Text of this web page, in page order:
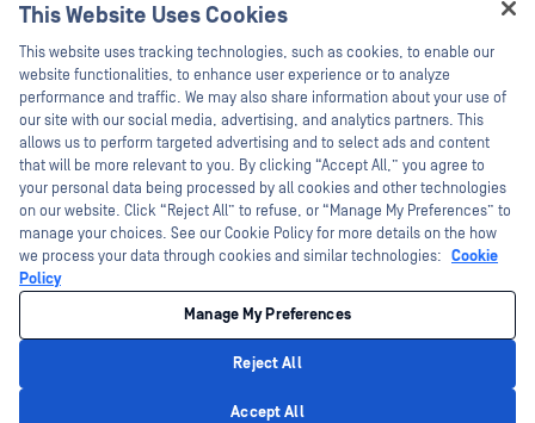
Műszaki dokumentáció
Képzések
Biztonsági sebezhetőségi program
Partnerek
Tanúsítvány
Technológiai partnerek
Channel partner program
Fehér könyvek
©2026 OPSWAT . Minden jog fenntartva. OPSWAT, MetaDefender, Metascan,
MetaAccess, az OPSWAT , Trust no File. Trust No Device., OPSWAT , Protecting the
World's Critical Infrastructure, Deep CDR™ Technology, InQuest, az InQuest logó,
DFI, RetroHunt, Deep File Inspection és Join the Hunt az OPSWAT védjegyei. A
harmadik felek védjegyei a megfelelő tulajdonosok tulajdonát képezik.
Cookie beállítások kezelése
This Website Uses Cookies
This website uses tracking technologies, such as cookies, to enable our
website functionalities, to enhance user experience or to analyze
performance and traffic. We may also share information about your use of
our site with our social media, advertising, and analytics partners. This
allows us to perform targeted advertising and to select ads and content
that will be more relevant to you. By clicking “Accept All,” you agree to
your personal data being processed by all cookies and other technologies
on our website. Click “Reject All” to refuse, or “Manage My Preferences” to
manage your choices. See our Cookie Policy for more details on the how
we process your data through cookies and similar technologies: Cookie
Policy
Manage My Preferences
Reject All
Accept All
Hey there!
I'm Ozzy, your OPSWAT virtual assistant.
How can I help you secure what's critical
today?